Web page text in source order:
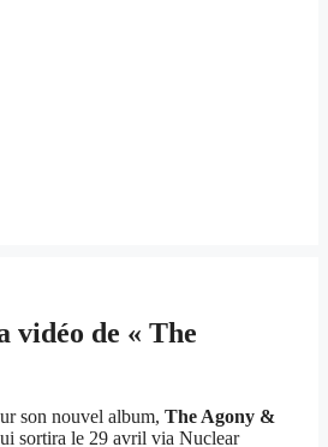
vidéo de « The
son nouvel album, The Agony &
sortira le 29 avril via Nuclear